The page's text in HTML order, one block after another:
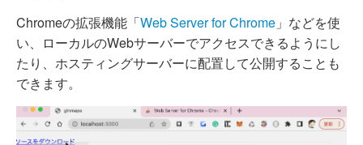
Chromeの拡張機能「Web Server for Chrome 」などを使
い、ローカルのWebサーバーでアクセスできるようにし
たり、ホスティングサーバーに配置して公開することも
できます。